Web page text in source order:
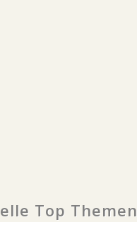
Top Themen